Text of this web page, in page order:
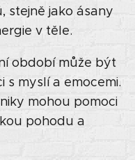
stejně jako ásany
v těle.
období může být
s myslí a emocemi.
mohou pomoci
pohodu a